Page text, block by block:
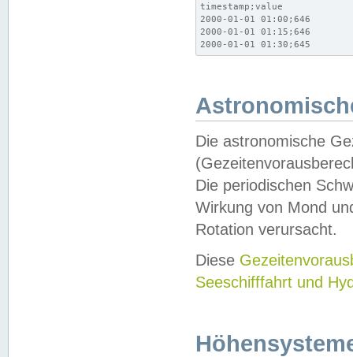
timestamp;value
2000-01-01 01:00;646
2000-01-01 01:15;646
2000-01-01 01:30;645
Die astronomische
Die periodischen
Wirkung von Mond
Rotation verursacht.
Diese
Seeschifffahrt und